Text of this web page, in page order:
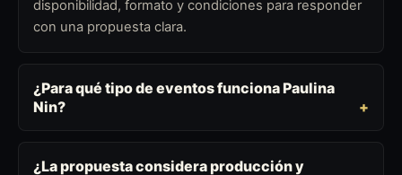
disponibilidad, formato y condiciones para responder
con una propuesta clara.
¿Para qué tipo de eventos funciona Paulina
Nin?
¿La propuesta considera producción y